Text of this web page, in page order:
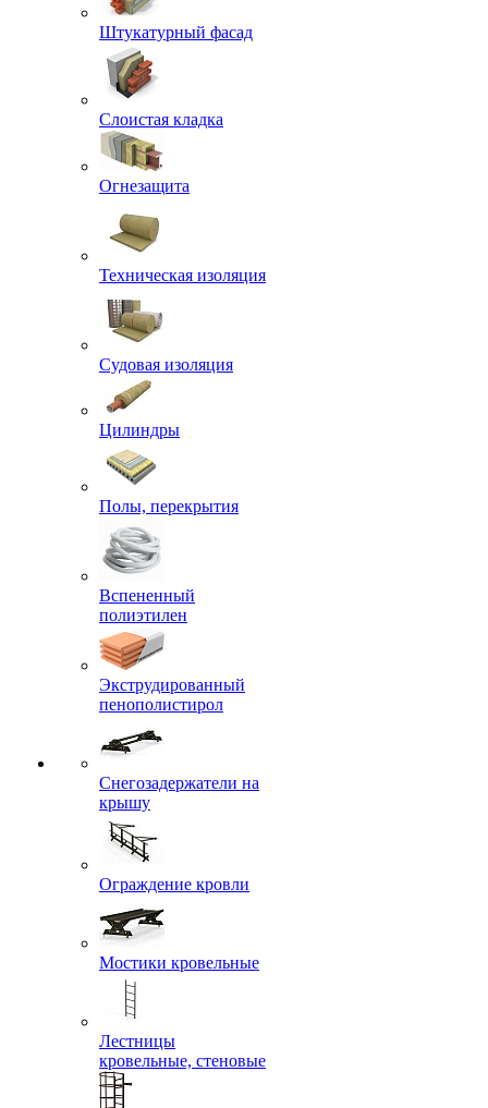
Штукатурный фасад
Слоистая кладка
Огнезащита
Техническая изоляция
Судовая изоляция
Цилиндры
Полы, перекрытия
Вспененный
полиэтилен
Экструдированный
пенополистирол
Снегозадержатели на
крышу
Ограждение кровли
Мостики кровельные
Лестницы
кровельные, стеновые